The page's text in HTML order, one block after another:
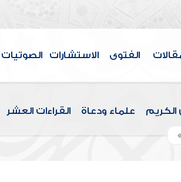
الفتوى الاستشارات الصوتيات
الكريم علماء ودعاة القراءات العشر